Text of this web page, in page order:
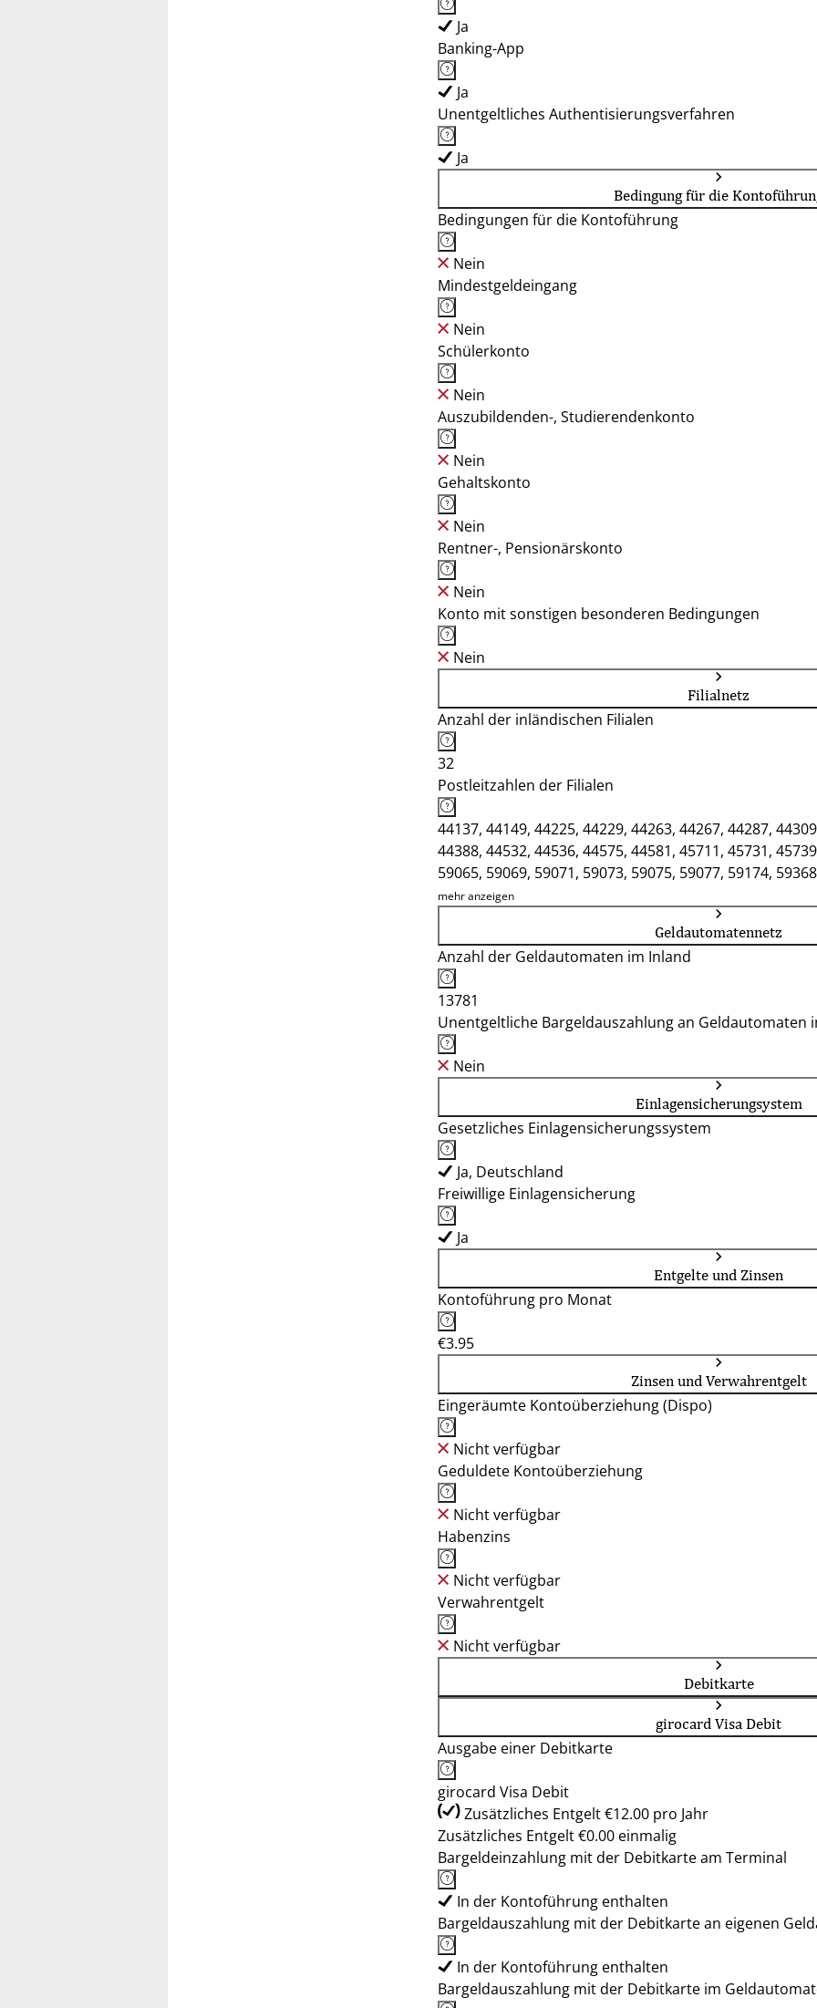
Ja
Banking-App
Ja
Unentgeltliches Authentisierungsverfahren
Ja
Bedingung für die
Bedingungen für die Kontoführung
Nein
Mindestgeldeingang
Nein
Schülerkonto
Nein
Auszubildenden-, Studierendenkonto
Nein
Gehaltskonto
Nein
Rentner-, Pensionärskonto
Nein
Konto mit sonstigen besonderen Bedingungen
Nein
Filialnetz
Anzahl der inländischen Filialen
32
Postleitzahlen der Filialen
44137, 44149, 44225, 44229, 44263, 44267, 44287,
44388, 44532, 44536, 44575, 44581, 45711, 45731,
59065, 59069, 59071, 59073, 59075, 59077, 59174,
mehr anzeigen
Geldautomatennetz
Anzahl der Geldautomaten im Inland
13781
Unentgeltliche Bargeldauszahlung an Geldautomaten
Nein
Einlagensicherungsystem
Gesetzliches Einlagensicherungssystem
Ja, Deutschland
Freiwillige Einlagensicherung
Ja
Entgelte und Zinsen
Kontoführung pro Monat
€3.95
Zinsen und Verwahrentgelt
Eingeräumte Kontoüberziehung (Dispo)
Nicht verfügbar
Geduldete Kontoüberziehung
Nicht verfügbar
Habenzins
Nicht verfügbar
Verwahrentgelt
Nicht verfügbar
Debitkarte
girocard Visa Debit
Ausgabe einer Debitkarte
girocard Visa Debit
Zusätzliches Entgelt €12.00 pro Jahr
Zusätzliches Entgelt €0.00 einmalig
Bargeldeinzahlung mit der Debitkarte am Terminal
In der Kontoführung enthalten
Bargeldauszahlung mit der Debitkarte an eigenen
In der Kontoführung enthalten
Bargeldauszahlung mit der Debitkarte im